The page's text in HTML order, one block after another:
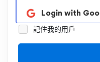
Login with
記住我的用戶